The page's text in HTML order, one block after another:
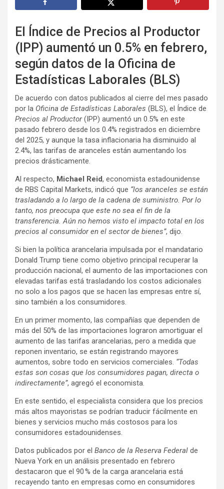
El Índice de Precios al Productor
(IPP) aumentó un 0.5% en febrero,
según datos de la Oficina de
Estadísticas Laborales (BLS)
De acuerdo con datos publicados al cierre del mes pasado
por la Oficina de Estadísticas Laborales (BLS), el Índice de
Precios al Productor(IPP) aumentó un 0.5% en este
pasado febrero desde los 0.4% registrados en diciembre
del 2025, y aunque la tasa inflacionaria ha disminuido al
2.4%, las tarifas de aranceles están aumentando los
precios drásticamente.
Al respecto, Michael Reid, economista estadounidense
de RBS Capital Markets, indicó que “los aranceles se están
trasladando a lo largo de la cadena de suministro. Por lo
tanto, nos preocupa que este no sea el fin de la
transferencia. Aún no hemos visto el impacto total en los
precios al consumidor en el sector de bienes”, dijo.
Si bien la política arancelaria impulsada por el mandatario
Donald Trump tiene como objetivo principal recuperar la
producción nacional, el aumento de las importaciones con
elevadas tarifas está trasladando los costos adicionales
no solo a los pagos que se hacen las empresas entre sí,
sino también a los consumidores.
En un primer momento, las compañías que dependen de
más del 50% de las importaciones lograron amortiguar el
aumento de las tarifas arancelarias, pero a medida que
reponen inventario, se están registrando mayores
aumentos, sobre todo en servicios comerciales. “Todas
estas son cosas que los consumidores pagan, directa o
indirectamente”, agregó el economista.
En este sentido, el especialista considera que los precios
más altos mayoristas se podrían traducir fácilmente en
bienes y servicios mucho más costosos para los
consumidores estadounidenses.
Datos publicados por el Banco de la Reserva Federal de
Nueva York en un análisis presentado en febrero
destacaron que el 90 % de la carga arancelaria está
recayendo tanto en empresas como en consumidores